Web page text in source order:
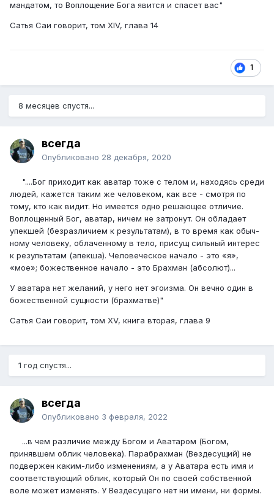
мандатом, то Воплоще­ние Бога явится и спасет вас"
Сатья Саи говорит, том XIV, глава 14
1
8 месяцев спустя...
всегда
Опубликовано 28 декабря, 2020
"....Бог приходит как аватар тоже с телом и, на­ходясь среди
людей, кажется таким же человеком, как все - смотря по
тому, кто как видит. Но име­ется одно решающее отличие.
Воплощенный Бог, аватар, ничем не затронут. Он обладает
упекшей (безразличием к результатам), в то время как обыч­
ному человеку, облаченному в тело, присущ силь­ный интерес
к результатам (апекша). Человеческое начало - это «я»,
«мое»; божественное начало - это Брахман (абсолют)...
У аватара нет желаний, у него нет эгоизма. Он вечно один в
божественной сущности (брахматве)"
Сатья Саи говорит, том XV, книга вторая, глава 9
1 год спустя...
всегда
Опубликовано 3 февраля, 2022
...в чем различие между Богом и Аватаром (Богом,
принявшем облик человека). Парабрахман (Вездесущий) не
подвержен каким-либо изменениям, а у Аватара есть имя и
соответствующий облик, который Он по своей собственной
воле может изменять. У Вездесущего нет ни имени, ни формы.